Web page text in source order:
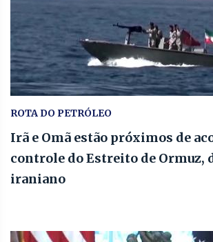
ROTA DO PETRÓLEO
Irã e Omã estão próximos de
controle do Estreito de
iraniano